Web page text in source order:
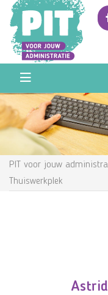
PIT voor jouw
Thuiswerkplek